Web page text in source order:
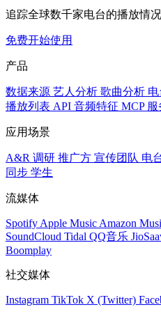
追踪全球数千家电台的播放情
免费开始使用
产品
数据来源 艺人分析 歌曲分析
播放列表 API 音频特征 MCP 服
应用场景
A&R 调研 推广方 宣传团队 电
同步 学生
流媒体
Spotify Apple Music Amazon
SoundCloud Tidal QQ音乐
Boomplay
社交媒体
Instagram TikTok X (Twitter)